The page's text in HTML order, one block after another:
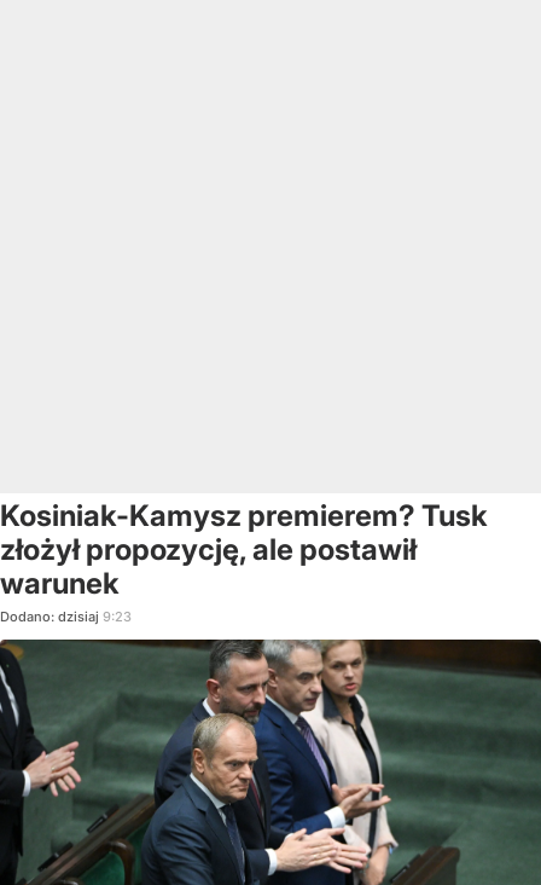
Kosiniak-Kamysz premierem? Tusk
złożył propozycję, ale postawił
warunek
Dodano: dzisiaj 9:23